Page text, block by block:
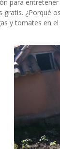
para
gratis. ¿Porqué
y tomates en